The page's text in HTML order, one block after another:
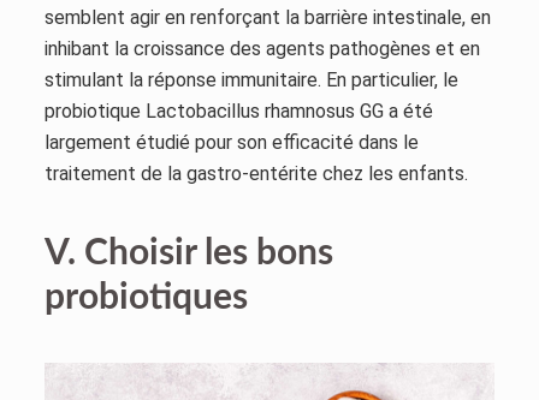
semblent agir en renforçant la barrière intestinale, en
inhibant la croissance des agents pathogènes et en
stimulant la réponse immunitaire. En particulier, le
probiotique Lactobacillus rhamnosus GG a été
largement étudié pour son efficacité dans le
traitement de la gastro-entérite chez les enfants.
V. Choisir les bons
probiotiques